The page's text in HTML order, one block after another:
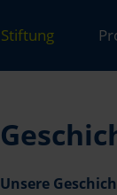
Stiftung
Unsere